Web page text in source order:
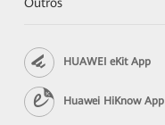
HUAWEI eKit App
Huawei HiKnow App